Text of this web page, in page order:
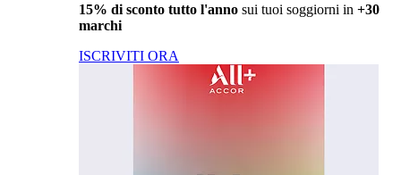
15% di sconto tutto l'anno sui tuoi soggiorni in +30
marchi
ISCRIVITI ORA